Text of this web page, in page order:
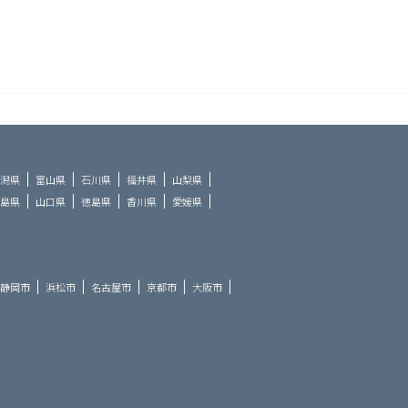
県 富山県 石川県 福井県
山梨県
県 山口県 徳島県 香川県
愛媛県
静岡市 浜松市 名古屋市 京都市
大阪市